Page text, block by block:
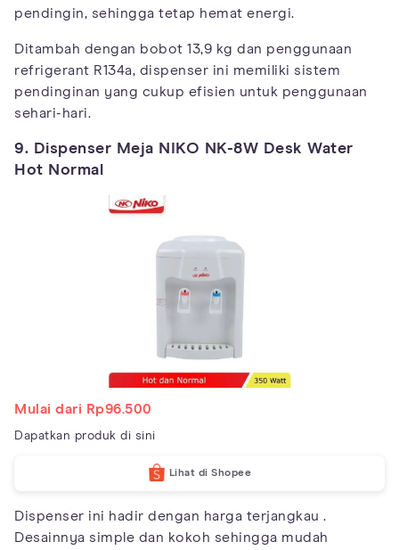
pendingin, sehingga tetap hemat energi.
Ditambah dengan bobot 13,9 kg dan penggunaan
refrigerant R134a, dispenser ini memiliki sistem
pendinginan yang cukup efisien untuk penggunaan
sehari-hari.
9. Dispenser Meja NIKO NK-8W Desk Water
Hot Normal
Mulai dari Rp96.500
Dapatkan produk di sini
Lihat di Shopee
Dispenser ini hadir dengan harga terjangkau .
Desainnya simple dan kokoh sehingga mudah